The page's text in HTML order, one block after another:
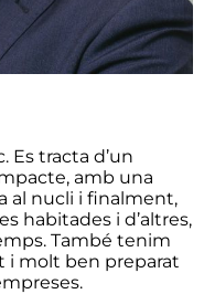
Es tracta d’un
amb una
al nucli i finalment,
habitades i d’altres,
També tenim
i molt ben preparat